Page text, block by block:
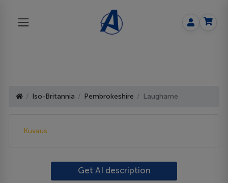
Iso-Britannia Pembrokeshire Laugharne
Kuvaus
Get AI description